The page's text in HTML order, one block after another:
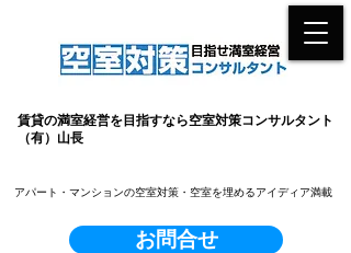
賃貸の満室経営を目指すなら空室対策コンサルタント
（有）山長
お問合せ
​アパート・マンションの空室対策・空室を埋めるアイディア満載